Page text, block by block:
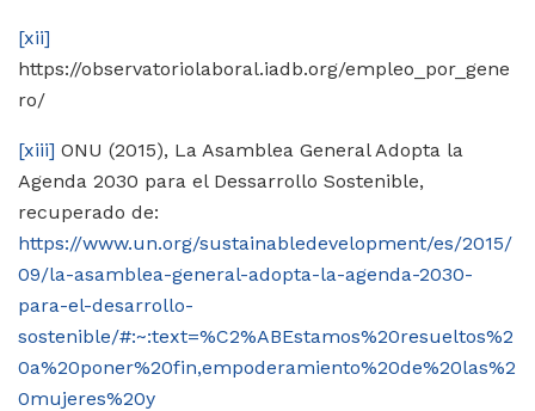
[xii]
https://observatoriolaboral.iadb.org/empleo_por_gene
ro/
[xiii] ONU (2015), La Asamblea General Adopta la
Agenda 2030 para el Dessarrollo Sostenible,
recuperado de:
https://www.un.org/sustainabledevelopment/es/2015/
09/la-asamblea-general-adopta-la-agenda-2030-
para-el-desarrollo-
sostenible/#:~:text=%C2%ABEstamos%20resueltos%2
0a%20poner%20fin,empoderamiento%20de%20las%2
0mujeres%20y